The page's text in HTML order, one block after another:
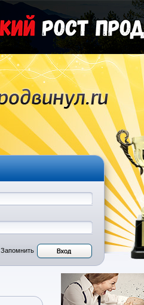
Запомнить